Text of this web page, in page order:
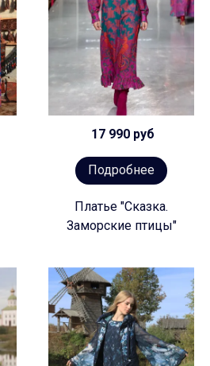
17 990 руб
Подробнее
Платье "Сказка.
Заморские птицы"